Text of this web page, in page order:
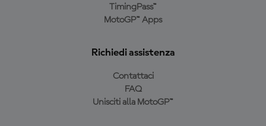
TimingPass™
MotoGP™ Apps
Richiedi assistenza
Contattaci
FAQ
Unisciti alla MotoGP™